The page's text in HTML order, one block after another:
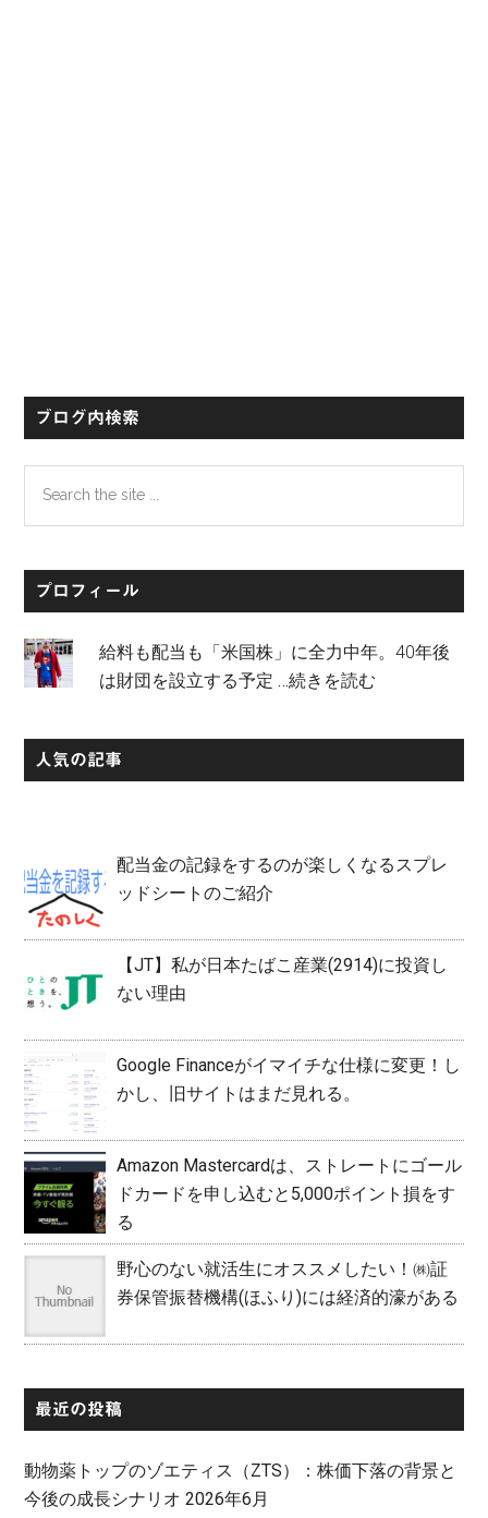
ブログ内検索
the
プロフィール
給料も配当も「米国株」に全力中年。40年後
は財団を設立する予定 …続きを読む
人気の記事
配当金の記録をするのが楽しくなるスプレ
ッドシートのご紹介
【JT】私が日本たばこ産業(2914)に投資し
ない理由
Google Financeがイマイチな仕様に変更！し
かし、旧サイトはまだ見れる。
Amazon Mastercardは、ストレートにゴール
ドカードを申し込むと5,000ポイント損をす
る
野心のない就活生にオススメしたい！㈱証
券保管振替機構(ほふり)には経済的濠がある
最近の投稿
動物薬トップのゾエティス（ZTS）：株価下落の背景と
今後の成長シナリオ 2026年6月